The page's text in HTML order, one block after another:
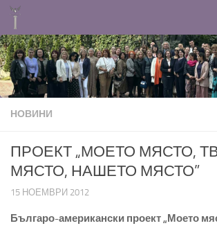
НОВИНИ
ПРОЕКТ „МОЕТО МЯСТО,
МЯСТО, НАШЕТО МЯСТО”
15 НОЕМВРИ 2012
Българо-американски проект „Моето